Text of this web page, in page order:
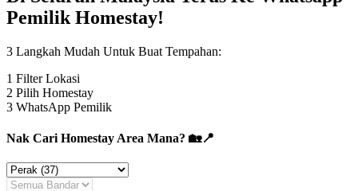
Pemilik Homestay!
3 Langkah Mudah Untuk Buat Tempahan:
1 Filter Lokasi
2 Pilih Homestay
3 WhatsApp Pemilik
Nak Cari Homestay Area Mana? 🏡📍